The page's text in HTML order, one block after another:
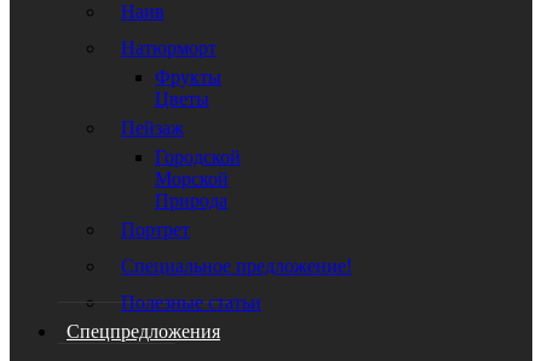
Наив
Натюрморт
Фрукты
Цветы
Пейзаж
Городской
Морской
Природа
Портрет
Специальное предложение!
Полезные статьи
Спецпредложения